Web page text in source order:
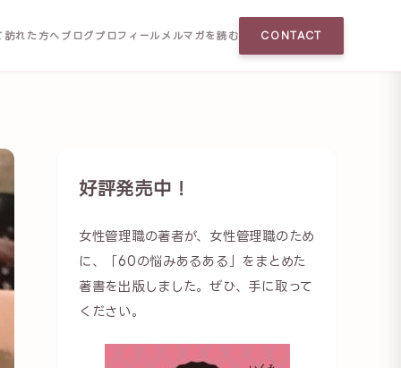
訪れた方へ ブログ プロフィール メルマガを読む CONTACT
好評発売中！
女性管理職の著者が、女性管理職のため
に、「60の悩みあるある」をまとめた
著書を出版しました。ぜひ、手に取って
ください。